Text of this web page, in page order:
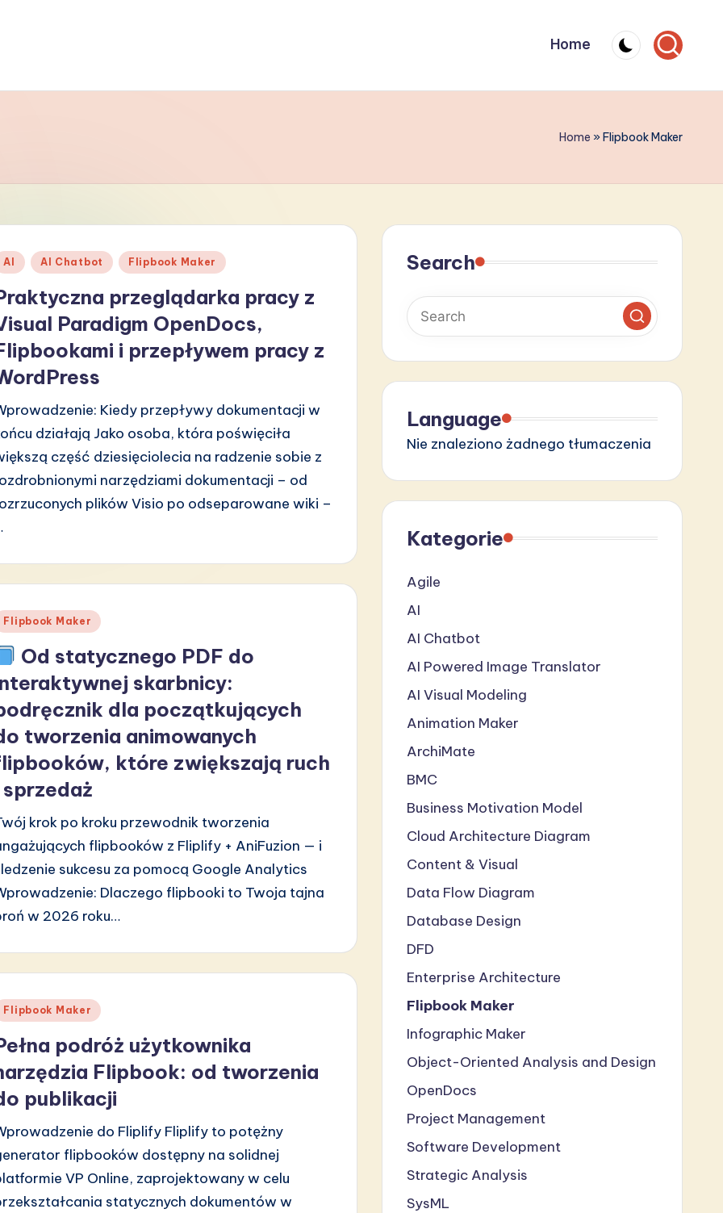
Home
Home »Flipbook Maker
AI AI Chatbot Flipbook Maker
przeglądarka pracy z
Paradigm OpenDocs,
i przepływem pracy z
Kiedy przepływy dokumentacji w
działają Jako osoba, która poświęciła
część dziesięciolecia na radzenie sobie z
narzędziami dokumentacji – od
plików Visio po odseparowane wiki –
Flipbook Maker
Od statycznego PDF do
skarbnicy:
dla początkujących
tworzenia animowanych
które zwiększają ruch
sprzedaż
krok po kroku przewodnik tworzenia
flipbooków z Fliplify + AniFuzion — i
sukcesu za pomocą Google Analytics
Dlaczego flipbooki to Twoja tajna
w 2026 roku…
Flipbook Maker
podróż użytkownika
Flipbook: od tworzenia
publikacji
do Fliplify Fliplify to potężny
flipbooków dostępny na solidnej
VP Online, zaprojektowany w celu
statycznych dokumentów w
Search
Language
Nie znaleziono żadnego tłumaczenia
Kategorie
Agile
AI
AI Chatbot
AI Powered Image Translator
AI Visual Modeling
Animation Maker
ArchiMate
BMC
Business Motivation Model
Cloud Architecture Diagram
Content & Visual
Data Flow Diagram
Database Design
DFD
Enterprise Architecture
Flipbook Maker
Infographic Maker
Object-Oriented Analysis and Design
OpenDocs
Project Management
Software Development
Strategic Analysis
SysML